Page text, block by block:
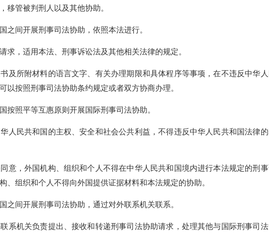
移管被判刑人以及其他协助。
间开展刑事司法协助，依照本法进行。
求，适用本法、刑事诉讼法及其他相关法律的规定。
及所附材料的语言文字、有关办理期限和具体程序等事项，在不违反中华
以按照刑事司法协助条约规定或者双方协商办理。
照平等互惠原则开展国际刑事司法协助。
人民共和国的主权、安全和社会公共利益，不得违反中华人民共和国法律
意，外国机构、组织和个人不得在中华人民共和国境内进行本法规定的刑
、组织和个人不得向外国提供证据材料和本法规定的协助。
间开展刑事司法协助，通过对外联系机关联系。
系机关负责提出、接收和转递刑事司法协助请求，处理其他与国际刑事司